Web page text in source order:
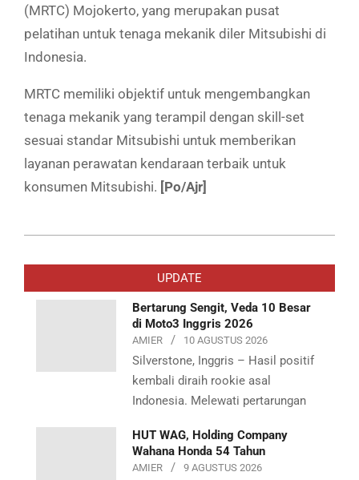
(MRTC) Mojokerto, yang merupakan pusat
pelatihan untuk tenaga mekanik diler Mitsubishi di
Indonesia.
MRTC memiliki objektif untuk mengembangkan
tenaga mekanik yang terampil dengan skill-set
sesuai standar Mitsubishi untuk memberikan
layanan perawatan kendaraan terbaik untuk
konsumen Mitsubishi. [Po/Ajr]
07-
UPDATE
Bertarung Sengit, Veda 10 Besar
di Moto3 Inggris 2026
AMIER 10 AGUSTUS 2026
Silverstone, Inggris – Hasil positif
kembali diraih rookie asal
Indonesia. Melewati pertarungan
HUT WAG, Holding Company
Wahana Honda 54 Tahun
AMIER 9 AGUSTUS 2026